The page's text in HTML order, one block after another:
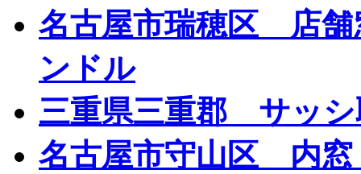
名古屋市瑞穂区 店
ンドル
三重県三重郡 サッ
名古屋市守山区 内窓